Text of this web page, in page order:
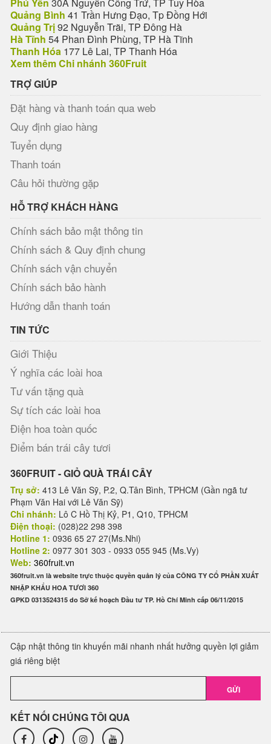
Quảng Bình 41 Trần Hưng Đạo, Tp Đồng Hới
Quảng Trị92 Nguyễn Trãi, TP Đông Hà
Hà Tĩnh 54 Phan Đình Phùng, TP Hà Tĩnh
Thanh Hóa 177 Lê Lai, TP Thanh Hóa
Xem thêm Chi nhánh 360Fruit
TRỢ GIÚP
Đặt hàng và thanh toán qua web
Quy định giao hàng
Tuyển dụng
Thanh toán
Câu hỏi thường gặp
HỖ TRỢ KHÁCH HÀNG
Chính sách bảo mật thông tin
Chính sách & Quy định chung
Chính sách vận chuyển
Chính sách bảo hành
Hướng dẫn thanh toán
TIN TỨC
Giới Thiệu
Ý nghĩa các loài hoa
Tư vấn tặng quà
Sự tích các loài hoa
Điện hoa toàn quốc
Điểm bán trái cây tươi
360FRUIT - GIỎ QUÀ TRÁI CÂY
Trụ sở: 413 Lê Văn Sỹ, P.2, Q.Tân Bình, TPHCM (Gần ngã tư
Phạm Văn Hai với Lê Văn Sỹ)
Chi nhánh: Lô C Hồ Thị Kỷ, P1, Q10, TPHCM
Điện thoại: (028)22 298 398
Hotline 1: 0936 65 27 27(Ms.Nhi)
Hotline 2: 0977 301 303 - 0933 055 945 (Ms.Vy)
Web: 360fruit.vn
360fruit.vn là website trực thuộc quyền quản lý của CÔNG TY CỔ PHẦN XUẤT
NHẬP KHẨU HOA TƯƠI 360
GPKD 0313524315 do Sở kế hoạch Đầu tư TP. Hồ Chí Minh cấp 06/11/2015
Cập nhật thông tin khuyến mãi nhanh nhất hưởng quyền lợi giảm
giá riêng biệt
GỬI
KẾT NỐI CHÚNG TÔI QUA